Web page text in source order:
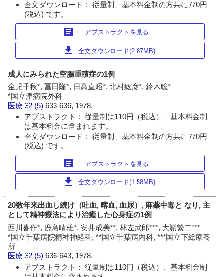
全文ダウンロード： 従量制、基本料金制の方共に770円
(税込) です。
article アブストラクトを見る
download 全文ダウンロード(2.87MB)
成人にみられた空腸重積症の1例
金児千秋*, 冨田隆*, 日高直昭*, 北村紘彦*, 鈴木聡*
*国立津病院外科
医療 32 (5)633-636, 1978.
アブストラクト： 従量制は110円（税込）、基本料金制
は基本料金に含まれます。
全文ダウンロード： 従量制、基本料金制の方共に770円
(税込) です。
article アブストラクトを見る
download 全文ダウンロード(1.58MB)
20数年来出血し続け（吐血, 喀血, 血尿）, 麻薬中毒と なり, 主
として精神療法により治癒した心身症の1例
西川喜作*, 鹿島晴雄*, 安井成美**, 林左武郎***, 大嶺繁二***
*国立千葉病院精神神経科, **国立千葉病内科, ***国立下総療養
所
医療 32 (5)636-643, 1978.
アブストラクト： 従量制は110円（税込）、基本料金制